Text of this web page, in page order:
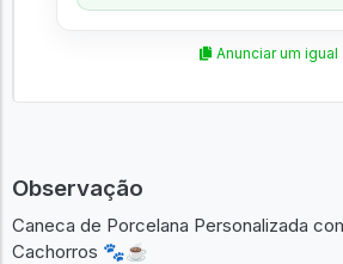
Anunciar um igual
Observação
Caneca de Porcelana Personalizada
Cachorros 🐾☕